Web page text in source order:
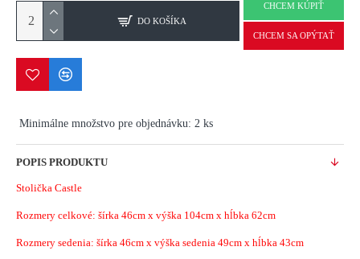
DO KOŠÍKA
CHCEM KÚPIŤ
CHCEM SA OPÝTAŤ
Minimálne množstvo pre objednávku: 2 ks
POPIS PRODUKTU
Stolička Castle
Rozmery celkové: šírka 46cm x výška 104cm x hĺbka 62cm
Rozmery sedenia: šírka 46cm x výška sedenia 49cm x hĺbka 43cm